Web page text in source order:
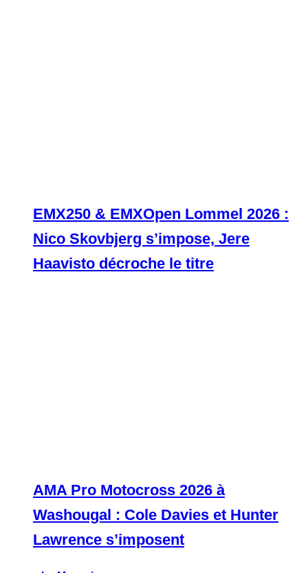
EMX250 & EMXOpen Lommel 2026 :
Nico Skovbjerg s’impose, Jere
Haavisto décroche le titre
AMA Pro Motocross 2026 à
Washougal : Cole Davies et Hunter
Lawrence s’imposent